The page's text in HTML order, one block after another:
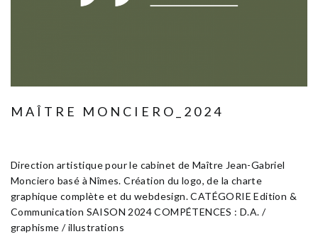
MAÎTRE MONCIERO_2024
Direction artistique pour le cabinet de Maître Jean-Gabriel
Monciero basé à Nîmes. Création du logo, de la charte
graphique complète et du webdesign. CATÉGORIE Edition &
Communication SAISON 2024 COMPÉTENCES : D.A. /
graphisme / illustrations